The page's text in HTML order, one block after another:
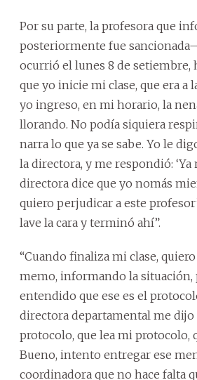
Por su parte, la profesora que
posteriormente fue
ocurrió el lunes 8 de setiembre,
que yo inicie mi clase, que era a
yo ingreso, en mi horario, la
llorando. No podía siquiera
narra lo que ya se sabe. Yo le
la directora, y me respondió: ‘Ya
directora dice que yo nomás
quiero perjudicar a este
lave la cara y terminó ahí”.
“Cuando finaliza mi clase,
memo, informando la situación,
entendido que ese es el
directora departamental me dijo
protocolo, que lea mi protocolo,
Bueno, intento entregar ese
coordinadora que no hace falta